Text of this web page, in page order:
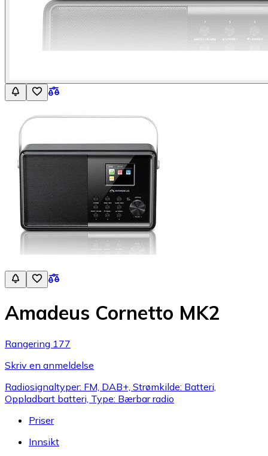
Amadeus Cornetto MK2
Rangering 177
Skriv en anmeldelse
Radiosignaltyper: FM, DAB+, Strømkilde: Batteri,
Oppladbart batteri, Type: Bærbar radio
Priser
Innsikt